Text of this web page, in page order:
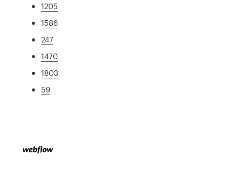
1205
1586
247
1470
1803
59